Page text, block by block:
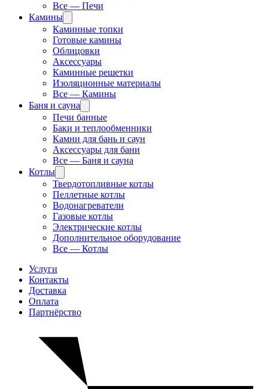
Все — Печи
Камины
Каминные топки
Готовые камины
Облицовки
Аксессуары
Каминные решетки
Изоляционные материалы
Все — Камины
Баня и сауна
Печи банные
Баки и теплообменники
Камни для бань и саун
Аксессуары для бани
Все — Баня и сауна
Котлы
Твердотопливные котлы
Пеллетные котлы
Водонагреватели
Газовые котлы
Электрические котлы
Дополнительное оборудование
Все — Котлы
Услуги
Контакты
Доставка
Оплата
Партнёрство